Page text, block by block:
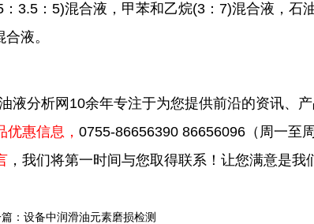
：3.5：5)混合液，甲苯和乙烷(3：7)混合液，石
合液。
液分析网10余年专注于为您提供前沿的资讯、
优惠信息， 0755-86656390 86656096 （周一至
，我们将第一时间与您取得联系！让您满意是我
：设备中润滑油元素磨损检测